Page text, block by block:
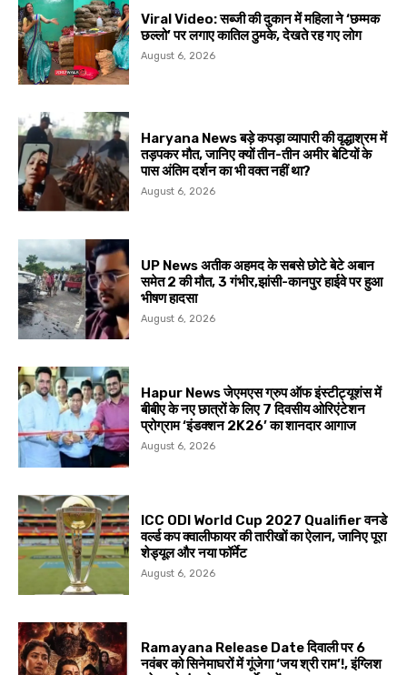
Viral Video: सब्जी की दुकान में महिला ने ‘छम्मक
छल्लो’ पर लगाए कातिल ठुमके, देखते रह गए लोग
August 6, 2026
Haryana News बड़े कपड़ा व्यापारी की वृद्धाश्रम में
तड़पकर मौत, जानिए क्यों तीन-तीन अमीर बेटियों के
पास अंतिम दर्शन का भी वक्त नहीं था?
August 6, 2026
UP News अतीक अहमद के सबसे छोटे बेटे अबान
समेत 2 की मौत, 3 गंभीर,झांसी-कानपुर हाईवे पर हुआ
भीषण हादसा
August 6, 2026
Hapur News जेएमएस ग्रुप ऑफ इंस्टीट्यूशंस में
बीबीए के नए छात्रों के लिए 7 दिवसीय ओरिएंटेशन
प्रोग्राम ‘इंडक्शन 2K26’ का शानदार आगाज
August 6, 2026
ICC ODI World Cup 2027 Qualifier वनडे
वर्ल्ड कप क्वालीफायर की तारीखों का ऐलान, जानिए पूरा
शेड्यूल और नया फॉर्मेट
August 6, 2026
Ramayana Release Date दिवाली पर 6
नवंबर को सिनेमाघरों में गूंजेगा ‘जय श्री राम’!, इंग्लिश